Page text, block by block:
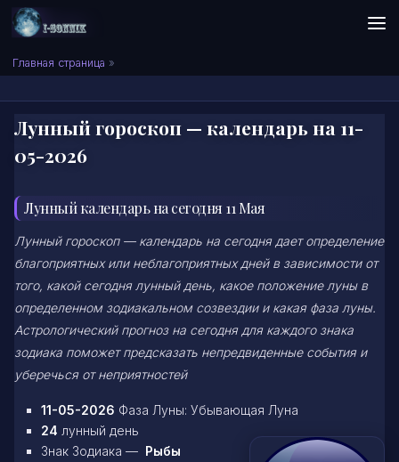
Skip to content
Сонник I-SONNIK.COM
Главная страница »
Лунный гороскоп — календарь на 11-
05-2026
Лунный календарь на сегодня 11 Мая
Лунный гороскоп — календарь на сегодня дает определение
благоприятных или неблагоприятных дней в зависимости от
того, какой сегодня лунный день, какое положение луны в
определенном зодиакальном созвездии и какая фаза луны.
Астрологический прогноз на сегодня для каждого знака
зодиака поможет предсказать непредвиденные события и
уберечься от неприятностей
11-05-2026 Фаза Луны: Убывающая Луна
24 лунный день
Знак Зодиака — Рыбы